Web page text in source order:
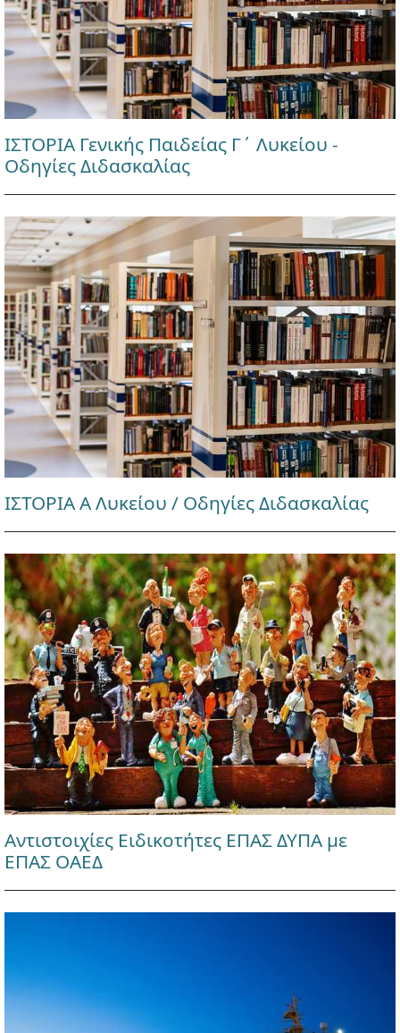
ΙΣΤΟΡΙΑ Γενικής Παιδείας Γ΄ Λυκείου -
Οδηγίες Διδασκαλίας
ΙΣΤΟΡΙΑ Α Λυκείου / Οδηγίες Διδασκαλίας
Αντιστοιχίες Ειδικοτήτες ΕΠΑΣ ΔΥΠΑ με
ΕΠΑΣ ΟΑΕΔ